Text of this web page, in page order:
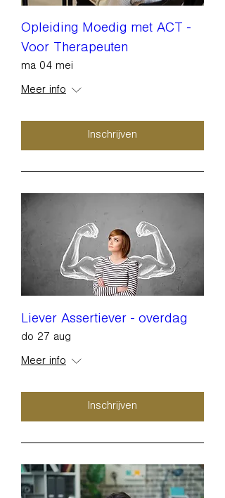
Opleiding Moedig met ACT -
Voor Therapeuten
ma 04 mei
Meer info
Inschrijven
Liever Assertiever - overdag
do 27 aug
Meer info
Inschrijven